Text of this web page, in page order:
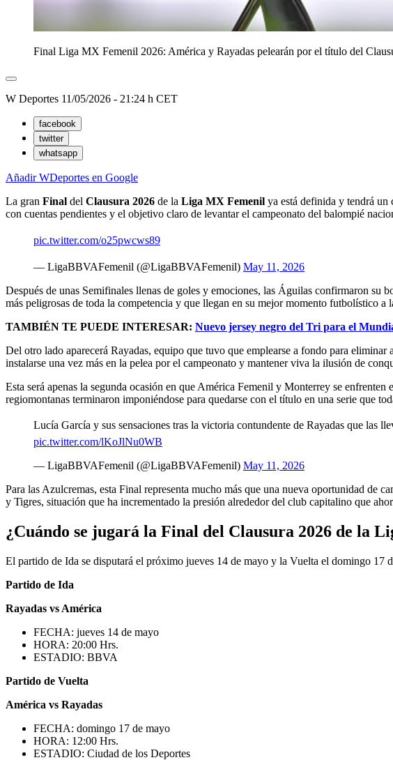
Final Liga MX Femenil 2026: América y Rayadas pelearán por el título del
W Deportes 11/05/2026 - 21:24 h CET
facebook
twitter
whatsapp
Añadir WDeportes en Google
La gran Final del Clausura 2026 de la Liga MX Femenil ya está definida y tendrá un
con cuentas pendientes y el objetivo claro de levantar el campeonato del balompié
pic.twitter.com/o25pwcws89
— LigaBBVAFemenil (@LigaBBVAFemenil) May 11, 2026
Después de unas Semifinales llenas de goles y emociones, las Águilas confirmaron su
más peligrosas de toda la competencia y que llegan en su mejor momento futbolístico a
TAMBIÉN TE PUEDE INTERESAR: Nuevo jersey negro del Tri para el
Del otro lado aparecerá Rayadas, equipo que tuvo que emplearse a fondo para
instalarse una vez más en la pelea por el campeonato y mantener viva la ilusión de
Esta será apenas la segunda ocasión en que América Femenil y Monterrey se
regiomontanas terminaron imponiéndose para quedarse con el título en una serie que
Lucía García y sus sensaciones tras la victoria contundente de Rayadas que las
pic.twitter.com/lKoJlNu0WB
— LigaBBVAFemenil (@LigaBBVAFemenil) May 11, 2026
Para las Azulcremas, esta Final representa mucho más que una nueva oportunidad de
y Tigres, situación que ha incrementado la presión alrededor del club capitalino que
¿Cuándo se jugará la Final del Clausura 2026 de la
El partido de Ida se disputará el próximo jueves 14 de mayo y la Vuelta el domingo
Partido de Ida
Rayadas vs América
FECHA: jueves 14 de mayo
HORA: 20:00 Hrs.
ESTADIO: BBVA
Partido de Vuelta
América vs Rayadas
FECHA: domingo 17 de mayo
HORA: 12:00 Hrs.
ESTADIO: Ciudad de los Deportes